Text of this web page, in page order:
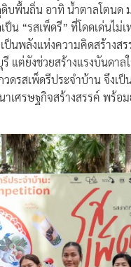
บพื้นถิ่น อาทิ น้ำตาลโตนด
“รสเพ็ดรี” ที่โดดเด่นไม่เ
ป็นพลังแห่งความคิดสร้า
แต่ยังช่วยสร้างแรงบันดาล
รสเพ็ดรีประจำบ้าน จึงเ
เศรษฐกิจสร้างสรรค์ พร้อ